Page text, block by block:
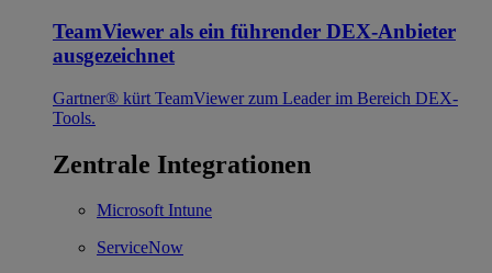
TeamViewer als ein führender DEX-Anbieter
ausgezeichnet
Gartner® kürt TeamViewer zum Leader im Bereich DEX-
Tools.
Zentrale Integrationen
Microsoft Intune
ServiceNow